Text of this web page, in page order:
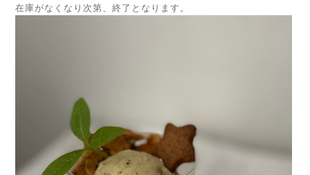
在庫がなくなり次第、終了となります。